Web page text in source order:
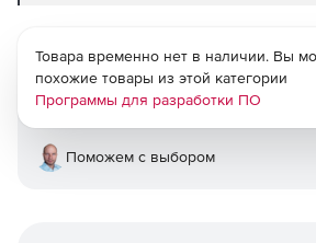
Товара временно нет в наличии. Вы
похожие товары из этой категории
Программы для разработки ПО
Поможем с выбором